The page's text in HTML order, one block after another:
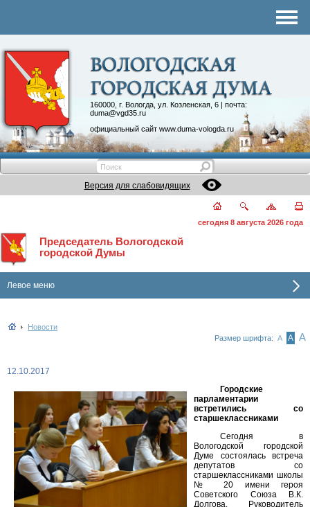
160000, г. Вологда, ул. Козленская, 6 | почта:
duma@vgd35.ru
официальный сайт www.duma-vologda.ru
Контакты
Депутатские объединения
Версия для слабовидящих
сегодня 8 августа 2026 года
Председатель Вологодской
городской Думы
Левое меню
Новости
Размер шрифта: А А А
12.10.2017
Городские
парламентарии
встретились со
старшеклассниками
Сегодня в
Вологодской городской
Думе состоялась встреча
депутатов со
старшеклассниками школы
№ 20 имени героя
Советского Союза В.К.
Долгова. Руководитель